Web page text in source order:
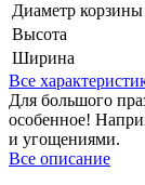
Диаметр корзины
Высота
Ширина
Все
​Для большого
особенное!
и угощениями.
Все описание